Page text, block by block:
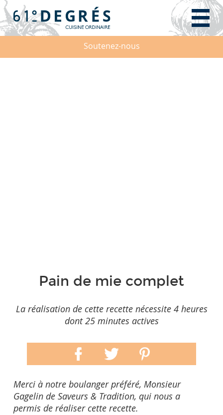
Soutenez-nous
Pain de mie complet
La réalisation de cette recette nécessite 4 heures
dont 25 minutes actives
Merci à notre boulanger préféré, Monsieur
Gagelin de Saveurs & Tradition, qui nous a
permis de réaliser cette recette.